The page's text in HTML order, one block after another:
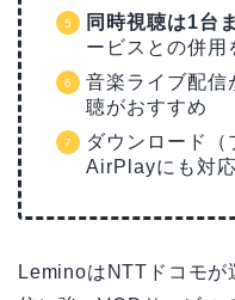
同時視聴は1台
ービスとの併用
音楽ライブ配
聴がおすすめ
ダウンロード
AirPlayにも対応
LeminoはNTTドコモが